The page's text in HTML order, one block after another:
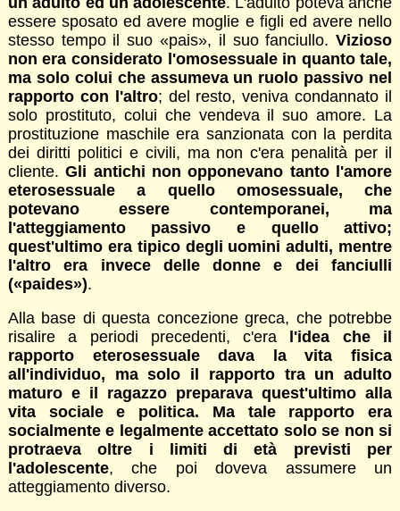
essere sposato ed avere moglie e figli ed avere nello
stesso tempo il suo «pais», il suo fanciullo.Vizioso
non era considerato l'omosessuale in quanto tale,
ma solo colui che assumeva un ruolo passivo nel
rapporto con l'altro; del resto, veniva condannato il
solo prostituto, colui che vendeva il suo amore. La
prostituzione maschile era sanzionata con la perdita
dei diritti politici e civili, ma non c'era penalità per il
cliente.Gli antichi non opponevano tanto l'amore
eterosessuale a quello omosessuale, che
potevano essere contemporanei, ma
l'atteggiamento passivo e quello attivo;
quest'ultimo era tipico degli uomini adulti, mentre
l'altro era invece delle donne e dei fanciulli
(«paides»).
Alla base di questa concezione greca, che potrebbe
risalire a periodi precedenti, c'era
l'idea che il
rapporto eterosessuale dava la vita fisica
all'individuo, ma solo il rapporto tra un adulto
maturo e il ragazzo preparava quest'ultimo alla
vita sociale e politica. Ma tale rapporto era
socialmente e legalmente accettato solo se non si
protraeva oltre i limiti di età previsti per
l'adolescente, che poi doveva assumere un
atteggiamento diverso.